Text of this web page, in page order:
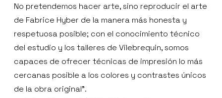
No pretendemos hacer arte, sino reproducir el arte
de Fabrice Hyber de la manera más honesta y
respetuosa posible; con el conocimiento técnico
del estudio y los talleres de Vilebrequin, somos
capaces de ofrecer técnicas de impresión lo más
cercanas posible a los colores y contrastes únicos
de la obra original”.